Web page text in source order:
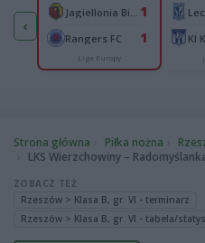
‹
1
0
1
Rangers FC 1
Liga Europy
KI
Strona główna Piłka nożna
LKS Wierzchowiny –
ZOBACZ TEŻ
Rzeszów > Klasa B, gr. VI - terminarz
Rzeszów > Klasa B, gr. VI - tabela/